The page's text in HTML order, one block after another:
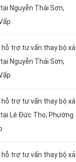
Nguyễn Thái Sơn,
trợ tư vấn thay bộ xả
Nguyễn Thái Sơn,
trợ tư vấn thay bộ xả
Lê Đức Thọ, Phường
trợ tư vấn thay bộ xả